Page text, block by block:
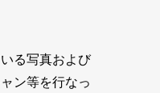
る写真および
ン等を行なっ